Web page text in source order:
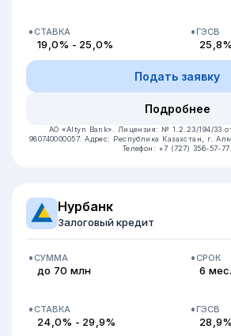
СТАВКА
19,0% - 25,0%
ГЭСВ
Подать заявку
Подробнее
АО «Altyn Bank». Лицензия: № 1.2.23/194/33
980740000057.Адрес: Республика Казахстан, г.
Телефон: +7 (727) 356-57-77.
Нурбанк
Залоговый кредит
СУММА
до 70 млн
СРОК
6
СТАВКА
24,0% - 29,9%
ГЭСВ